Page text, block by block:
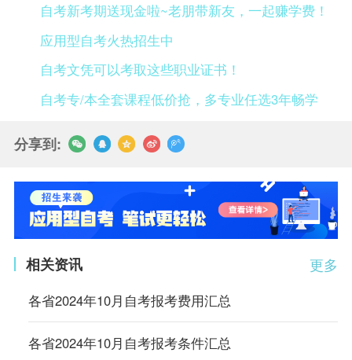
自考新考期送现金啦~老朋带新友，一起赚学费！
应用型自考火热招生中
自考文凭可以考取这些职业证书！
自考专/本全套课程低价抢，多专业任选3年畅学
分享到:
更多
相关资讯
各省2024年10月自考报考费用汇总
各省2024年10月自考报考条件汇总